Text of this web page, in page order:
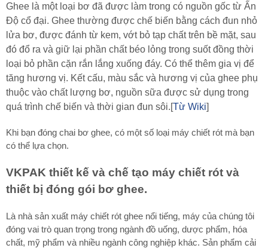
Ghee là một loại bơ đã được làm trong có nguồn gốc từ Ấn
Độ cổ đại. Ghee thường được chế biến bằng cách đun nhỏ
lửa bơ, được đánh từ kem, vớt bỏ tạp chất trên bề mặt, sau
đó đổ ra và giữ lại phần chất béo lỏng trong suốt đồng thời
loại bỏ phần cặn rắn lắng xuống đáy. Có thể thêm gia vị để
tăng hương vị. Kết cấu, màu sắc và hương vị của ghee phụ
thuộc vào chất lượng bơ, nguồn sữa được sử dụng trong
quá trình chế biến và thời gian đun sôi.[Từ Wiki]
Khi bạn đóng chai bơ ghee, có một số loại máy chiết rót mà bạn
có thể lựa chọn.
VKPAK thiết kế và chế tạo máy chiết rót và
thiết bị đóng gói bơ ghee.
Là nhà sản xuất máy chiết rót ghee nổi tiếng, máy của chúng tôi
đóng vai trò quan trọng trong ngành đồ uống, dược phẩm, hóa
chất, mỹ phẩm và nhiều ngành công nghiệp khác. Sản phẩm cải